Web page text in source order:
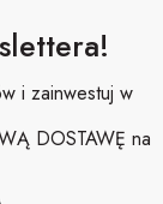
i zainwestuj w
DOSTAWĘ na